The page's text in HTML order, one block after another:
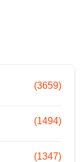
(3659)
(1494)
(1347)